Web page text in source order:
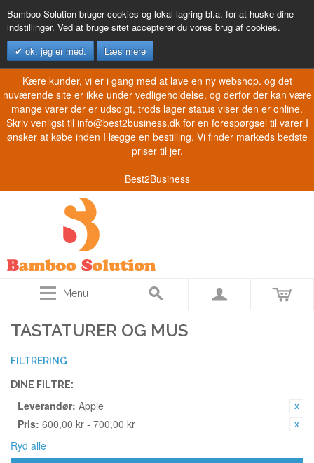
Bamboo Solution bruger cookies og lokal lagring bl.a. for at huske dine
indstillinger. Ved at bruge sitet accepterer du vores brug af cookies.
ok. jeg er med.
Læs mere
Kære kunder, vi er i gang med at lave en ny webshop. og det
nuværende site er ikke under vedligeholdelse, og derfor der kan være
mange varer der er udsolgt, trods lager status viser den er online.
Skriv venligst til info@best2business.dk for en forespørgsel til varer I
ønsker at købe inden I lægge en bestilling. Vi finder markeds bedste
priser til jer.
Best2Business
Menu
TASTATURER OG MUS
FILTRERING
DINE FILTRE:
Leverandør: Apple
Pris: 600,00 kr - 700,00 kr
Ryd alle